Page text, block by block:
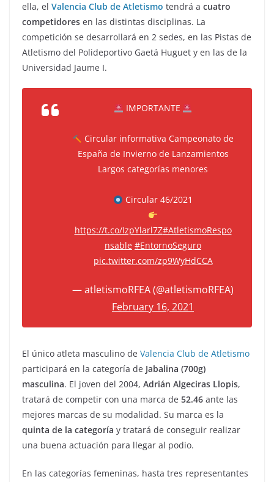
ella, el Valencia Club de Atletismo tendrá a cuatro
competidores en las distintas disciplinas. La
competición se desarrollará en 2 sedes, en las Pistas de
Atletismo del Polideportivo Gaetá Huguet y en las de la
Universidad Jaume I.
IMPORTANTE
Circular informativa Campeonato de
España de Invierno de Lanzamientos
Largos categorías menores
Circular 46/2021
https://t.co/IzpYlarl7Z#AtletismoRespo
nsable #EntornoSeguro
pic.twitter.com/zp9WyHdCCA
— atletismoRFEA (@atletismoRFEA)
February 16, 2021
El único atleta masculino de Valencia Club de Atletismo
participará en la categoría de Jabalina (700g)
masculina. El joven del 2004, Adrián Algeciras Llopis,
tratará de competir con una marca de 52.46 ante las
mejores marcas de su modalidad. Su marca es la
quinta de la categoría y tratará de conseguir realizar
una buena actuación para llegar al podio.
En las categorías femeninas, hasta tres representantes